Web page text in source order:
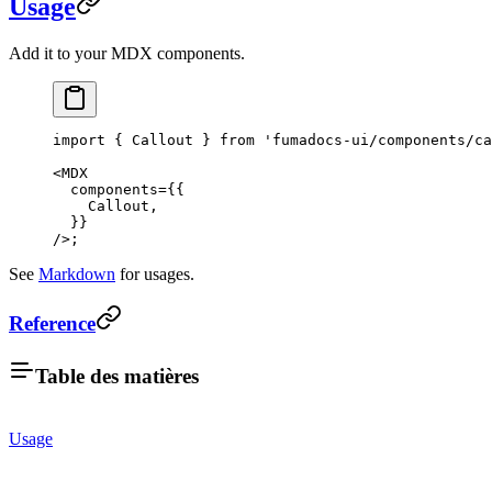
Usage
Add it to your MDX components.
import { Callout } from 'fumadocs-ui/components/
<MDX
  components
={{
    Callout,
  }}
/>;
See Markdown for usages.
Reference
Table des matières
Usage